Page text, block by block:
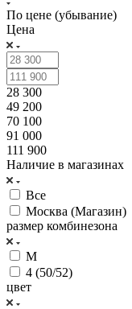
По цене (убывание)
Цена
28 300
49 200
70 100
91 000
111 900
Наличие в магазинах
Все
Москва (Магазин)
размер комбинезона
M
4 (50/52)
цвет